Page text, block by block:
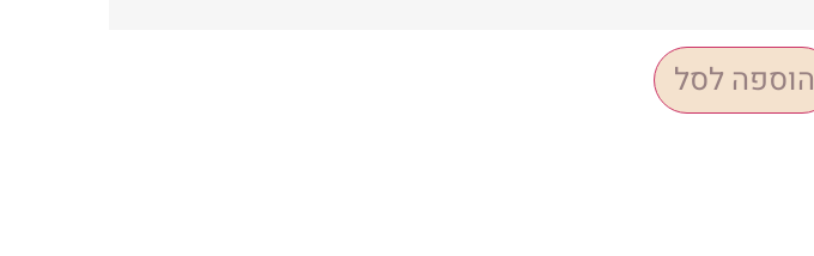
הוספה לסל